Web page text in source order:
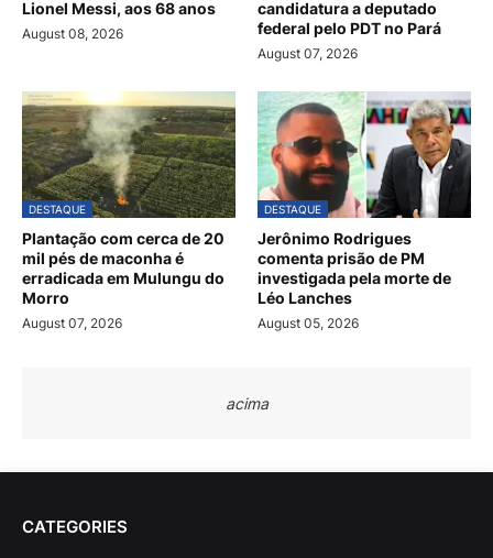
Lionel Messi, aos 68 anos
August 08, 2026
candidatura a deputado
federal pelo PDT no Pará
August 07, 2026
DESTAQUE
Plantação com cerca de 20
mil pés de maconha é
erradicada em Mulungu do
Morro
August 07, 2026
DESTAQUE
Jerônimo Rodrigues
comenta prisão de PM
investigada pela morte de
Léo Lanches
August 05, 2026
acima
CATEGORIES